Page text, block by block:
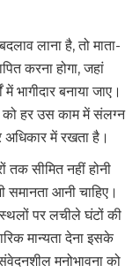
लाना है, तो माता-
करना होगा, जहां
बनाया जाए।
को हर उस काम में संलग्न
अधिकार में रखता है।
सीमित नहीं होनी
समानता आनी चाहिए।
पर लचीले घंटों की
मान्यता देना इसके
मनोभावना को